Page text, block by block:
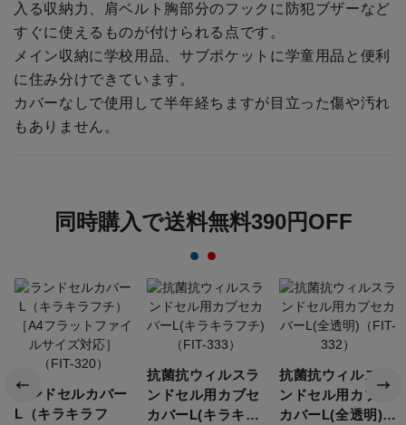
入る収納力、肩ベルト胸部分のフックに防犯ブザーなど
すぐに使えるものが付けられる点です。
メイン収納に学校用品、サブポケットに学童用品と便利
に住み分けできています。
カバーなしで使用して半年経ちますが目立った傷や汚れ
もありません。
同時購入で送料無料390円OFF
ランドセルカバー
L（キラキラフ
抗菌抗ウィルスラ
ンドセル用カブセ
カバーL(キラキラ
抗菌抗ウィルスラ
ンドセル用カブセ
カバーL(全透明)